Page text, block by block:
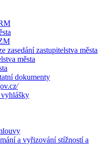
zasedání zastupitelstva města
města
dokumenty
vyhlášky
a vyřizování stížností a